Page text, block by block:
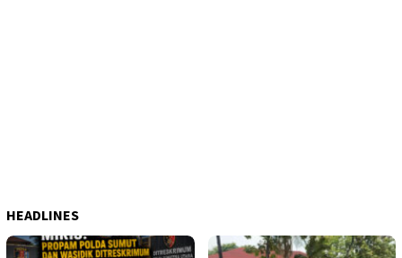
HEADLINES